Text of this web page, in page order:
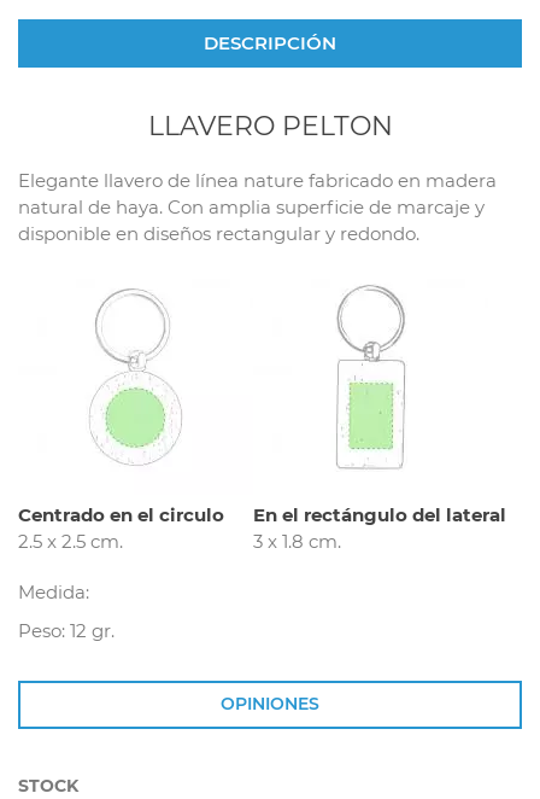
DESCRIPCIÓN
LLAVERO PELTON
Elegante llavero de línea nature fabricado en madera
natural de haya. Con amplia superficie de marcaje y
disponible en diseños rectangular y redondo.
Centrado en el circulo
2.5 x 2.5 cm.
En el rectángulo del lateral
3 x 1.8 cm.
Medida:
Peso: 12 gr.
OPINIONES
STOCK